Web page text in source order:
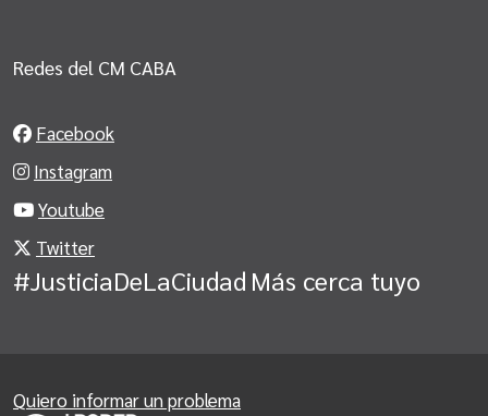
Redes del CM CABA
Facebook
Instagram
Youtube
Twitter
#JusticiaDeLaCiudad Más cerca tuyo
Quiero informar un problema